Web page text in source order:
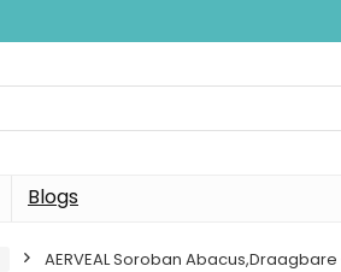
Blogs
AERVEAL Soroban